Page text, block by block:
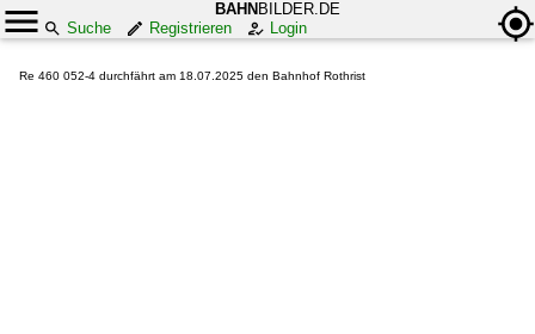
BAHN BILDER.DE
Suche
Registrieren Login
Re 460 052-4 durchfährt am 18.07.2025 den Bahnhof Rothrist